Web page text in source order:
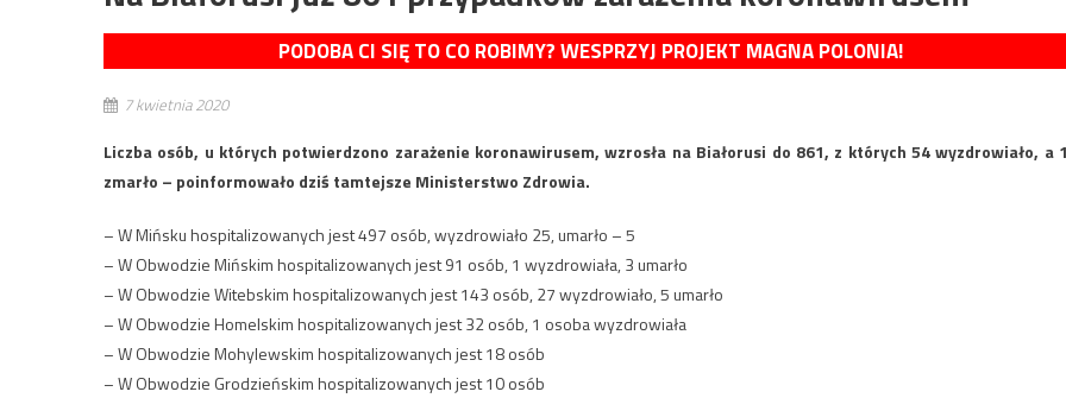
PODOBA CI SIĘ TO CO ROBIMY? WESPRZYJ PROJEKT MAGNA POLONIA!
7 kwietnia 2020
Liczba osób, u których potwierdzono zarażenie koronawirusem, wzrosła na Białorusi do 861, z których 54 wyzdrowiało, a
zmarło – poinformowało dziś tamtejsze Ministerstwo Zdrowia.
– W Mińsku hospitalizowanych jest 497 osób, wyzdrowiało 25, umarło – 5
– W Obwodzie Mińskim hospitalizowanych jest 91 osób, 1 wyzdrowiała, 3 umarło
– W Obwodzie Witebskim hospitalizowanych jest 143 osób, 27 wyzdrowiało, 5 umarło
– W Obwodzie Homelskim hospitalizowanych jest 32 osób, 1 osoba wyzdrowiała
– W Obwodzie Mohylewskim hospitalizowanych jest 18 osób
– W Obwodzie Grodzieńskim hospitalizowanych jest 10 osób